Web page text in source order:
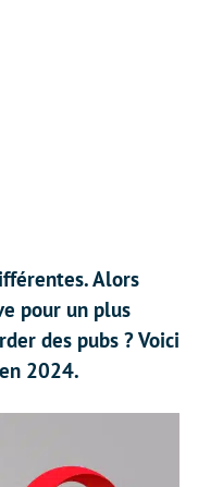
Alors
pour un plus
des pubs ? Voici
2024.